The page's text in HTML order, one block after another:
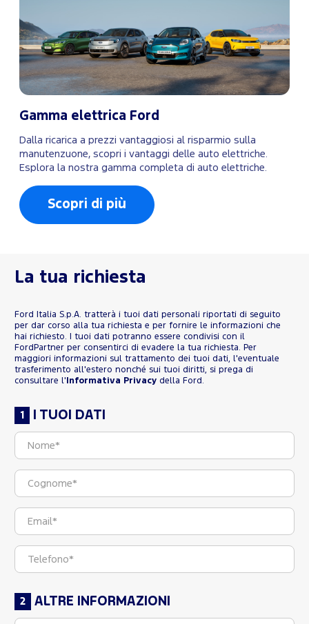
Gamma elettrica Ford
Dalla ricarica a prezzi vantaggiosi al risparmio sulla
manutenzuone, scopri i vantaggi delle auto elettriche.
Esplora la nostra gamma completa di auto elettriche.
Scopri di più
La tua richiesta
Ford Italia S.p.A. tratterà i tuoi dati personali riportati di seguito
per dar corso alla tua richiesta e per fornire le informazioni che
hai richiesto. I tuoi dati potranno essere condivisi con il
FordPartner per consentirci di evadere la tua richiesta. Per
maggiori informazioni sul trattamento dei tuoi dati, l'eventuale
trasferimento all'estero nonché sui tuoi diritti, si prega di
consultare l' Informativa Privacy della Ford.
I TUOI DATI
ALTRE INFORMAZIONI